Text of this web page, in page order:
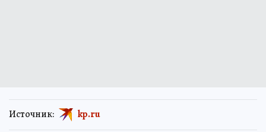
Источник: kp.ru